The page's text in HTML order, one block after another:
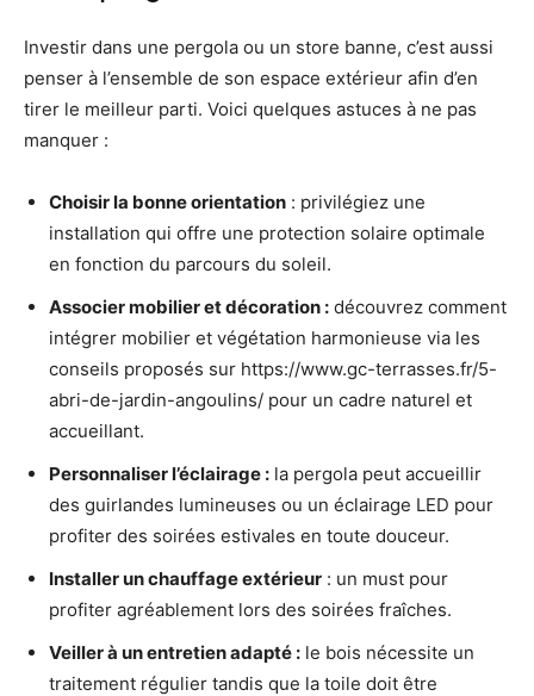
Investir dans une pergola ou un store banne, c’est aussi
penser à l’ensemble de son espace extérieur afin d’en
tirer le meilleur parti. Voici quelques astuces à ne pas
manquer :
Choisir la bonne orientation : privilégiez une
installation qui offre une protection solaire optimale
en fonction du parcours du soleil.
Associer mobilier et décoration : découvrez comment
intégrer mobilier et végétation harmonieuse via les
conseils proposés sur https://www.gc-terrasses.fr/5-
abri-de-jardin-angoulins/ pour un cadre naturel et
accueillant.
Personnaliser l’éclairage : la pergola peut accueillir
des guirlandes lumineuses ou un éclairage LED pour
profiter des soirées estivales en toute douceur.
Installer un chauffage extérieur : un must pour
profiter agréablement lors des soirées fraîches.
Veiller à un entretien adapté : le bois nécessite un
traitement régulier tandis que la toile doit être